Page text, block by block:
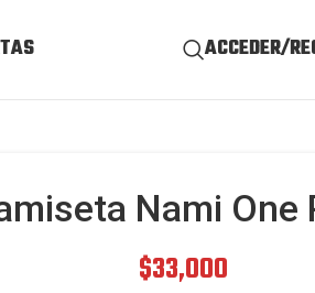
ACCEDER/
Nami One
$33,000